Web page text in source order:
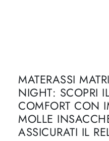
MATERASSI
NIGHT: SCOPRI
COMFORT CON
MOLLE
ASSICURATI IL